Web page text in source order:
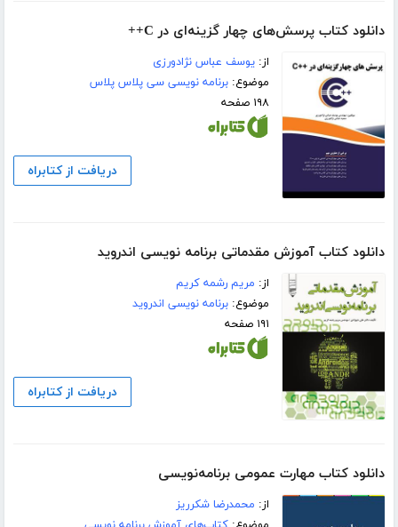
دانلود کتاب پرسش‌های چهار گزینه‌ای در C++
از:یوسف عباس نژادورزی
موضوع:برنامه نویسی سی پلاس پلاس
۱۹۸ صفحه
دریافت از کتابراه
دانلود کتاب آموزش مقدماتی برنامه نویسی اندروید
از: مریم رشمه کریم
موضوع:برنامه نویسی اندروید
۱۹۱ صفحه
دریافت از کتابراه
دانلود کتاب مهارت عمومی برنامه‌نویسی
از: محمدرضا شکرریز